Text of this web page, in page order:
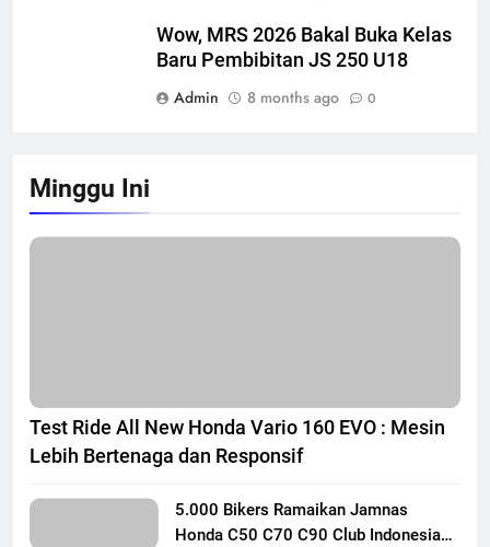
Wow, MRS 2026 Bakal Buka Kelas
Baru Pembibitan JS 250 U18
Admin
8 months ago 0
Minggu Ini
Test Ride All New Honda Vario 160 EVO : Mesin
Lebih Bertenaga dan Responsif
5.000 Bikers Ramaikan Jamnas
Honda C50 C70 C90 Club Indonesia